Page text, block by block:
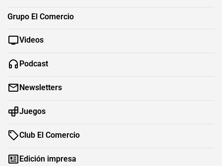
Grupo El Comercio
Videos
Podcast
Newsletters
Juegos
Club El Comercio
Edición impresa